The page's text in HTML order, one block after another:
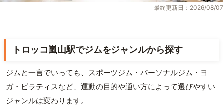
最終更新日：2026/08/07
トロッコ嵐山駅でジムをジャンルから探す
ジムと一言でいっても、スポーツジム・パーソナルジム・ヨ
ガ・ピラティスなど、運動の目的や通い方によって選びやすい
ジャンルは変わります。